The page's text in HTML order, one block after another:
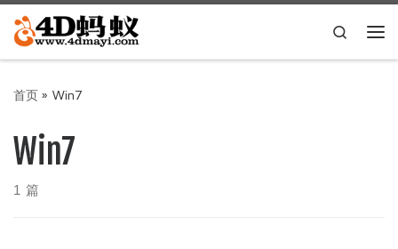
Skip to content
Search
首页» Win7
Win7
1 篇